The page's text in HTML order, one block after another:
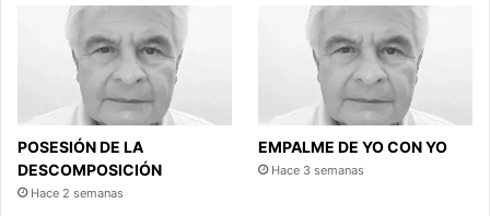
POSESIÓN DE LA
DESCOMPOSICIÓN
Hace 2 semanas
EMPALME DE YO CON YO
Hace 3 semanas